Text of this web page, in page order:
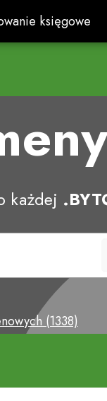
księgowe
księgowe
każdej
(1338)